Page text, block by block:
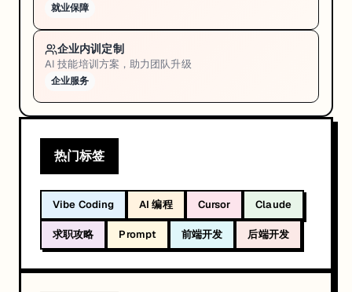
就业保障
企业内训定制
AI 技能培训方案，助力团队升级
企业服务
热门标签
Vibe Coding AI 编程 Cursor Claude
求职攻略 Prompt 前端开发 后端开发